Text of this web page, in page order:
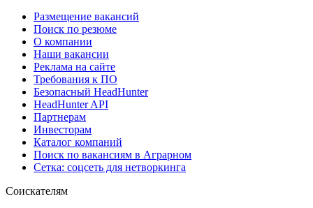
Размещение вакансий
Поиск по резюме
О компании
Наши вакансии
Реклама на сайте
Требования к ПО
Безопасный HeadHunter
HeadHunter API
Партнерам
Инвесторам
Каталог компаний
Поиск по вакансиям в Аграрном
Сетка: соцсеть для нетворкинга
Соискателям